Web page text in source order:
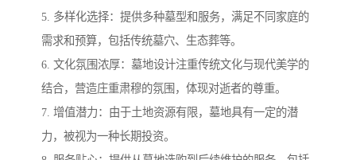
5. 多样化选择：提供多种墓型和服务，满足不同家庭的
需求和预算，包括传统墓穴、生态葬等。
6. 文化氛围浓厚：墓地设计注重传统文化与现代美学的
结合，营造庄重肃穆的氛围，体现对逝者的尊重。
7. 增值潜力：由于土地资源有限，墓地具有一定的潜
力，被视为一种长期投资。